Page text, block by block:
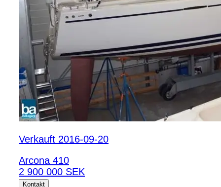
Verkauft 2016-09-20
Arcona 410
2 900 000 SEK
Kontakt